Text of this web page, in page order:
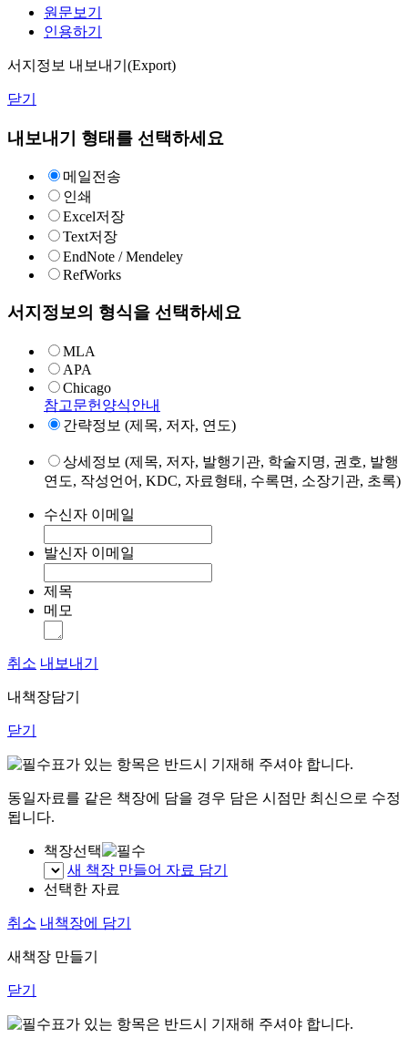
원문보기
인용하기
서지정보 내보내기(Export)
닫기
내보내기 형태를 선택하세요
메일전송
인쇄
Excel저장
Text저장
EndNote / Mendeley
RefWorks
서지정보의 형식을 선택하세요
MLA
APA
Chicago
참고문헌양식안내
간략정보 (제목, 저자, 연도)
상세정보 (제목, 저자, 발행기관, 학술지명, 권호, 발행
연도, 작성언어, KDC, 자료형태, 수록면, 소장기관, 초록)
수신자 이메일
발신자 이메일
제목
메모
취소 내보내기
내책장담기
닫기
표가 있는 항목은 반드시 기재해 주셔야 합니다.
동일자료를 같은 책장에 담을 경우 담은 시점만 최신으로 수정
됩니다.
책장선택
새 책장 만들어 자료 담기
선택한 자료
취소 내책장에 담기
새책장 만들기
닫기
표가 있는 항목은 반드시 기재해 주셔야 합니다.